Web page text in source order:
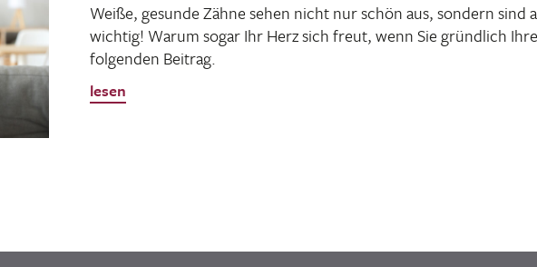
Weiße, gesunde Zähne sehen nicht nur schön aus, sondern sind
wichtig! Warum sogar Ihr Herz sich freut, wenn Sie gründ­lich
folgenden Beitrag.
lesen